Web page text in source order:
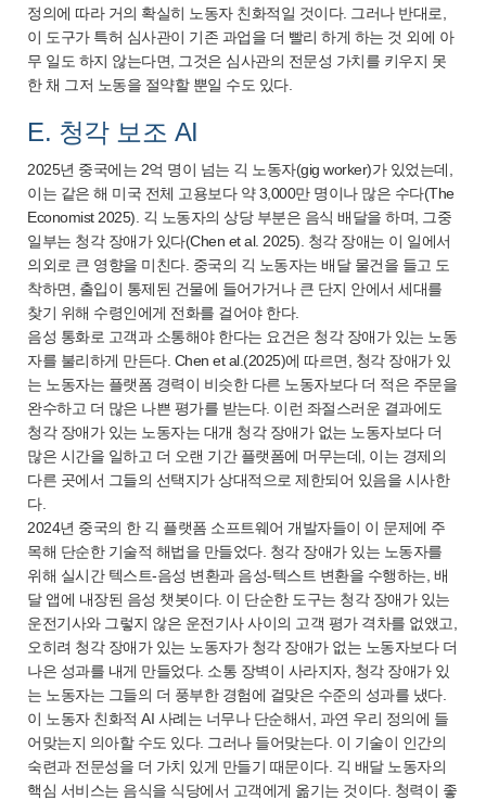
정의에 따라 거의 확실히 노동자 친화적일 것이다. 그러나 반대로,
이 도구가 특허 심사관이 기존 과업을 더 빨리 하게 하는 것 외에 아
무 일도 하지 않는다면, 그것은 심사관의 전문성 가치를 키우지 못
한 채 그저 노동을 절약할 뿐일 수도 있다.
E. 청각 보조 AI
2025년 중국에는 2억 명이 넘는 긱 노동자(gig worker)가 있었는데,
이는 같은 해 미국 전체 고용보다 약 3,000만 명이나 많은 수다(The
Economist 2025). 긱 노동자의 상당 부분은 음식 배달을 하며, 그중
일부는 청각 장애가 있다(Chen et al. 2025). 청각 장애는 이 일에서
의외로 큰 영향을 미친다. 중국의 긱 노동자는 배달 물건을 들고 도
착하면, 출입이 통제된 건물에 들어가거나 큰 단지 안에서 세대를
찾기 위해 수령인에게 전화를 걸어야 한다.
음성 통화로 고객과 소통해야 한다는 요건은 청각 장애가 있는 노동
자를 불리하게 만든다. Chen et al.(2025)에 따르면, 청각 장애가 있
는 노동자는 플랫폼 경력이 비슷한 다른 노동자보다 더 적은 주문을
완수하고 더 많은 나쁜 평가를 받는다. 이런 좌절스러운 결과에도
청각 장애가 있는 노동자는 대개 청각 장애가 없는 노동자보다 더
많은 시간을 일하고 더 오랜 기간 플랫폼에 머무는데, 이는 경제의
다른 곳에서 그들의 선택지가 상대적으로 제한되어 있음을 시사한
다.
2024년 중국의 한 긱 플랫폼 소프트웨어 개발자들이 이 문제에 주
목해 단순한 기술적 해법을 만들었다. 청각 장애가 있는 노동자를
위해 실시간 텍스트-음성 변환과 음성-텍스트 변환을 수행하는, 배
달 앱에 내장된 음성 챗봇이다. 이 단순한 도구는 청각 장애가 있는
운전기사와 그렇지 않은 운전기사 사이의 고객 평가 격차를 없앴고,
오히려 청각 장애가 있는 노동자가 청각 장애가 없는 노동자보다 더
나은 성과를 내게 만들었다. 소통 장벽이 사라지자, 청각 장애가 있
는 노동자는 그들의 더 풍부한 경험에 걸맞은 수준의 성과를 냈다.
이 노동자 친화적 AI 사례는 너무나 단순해서, 과연 우리 정의에 들
어맞는지 의아할 수도 있다. 그러나 들어맞는다. 이 기술이 인간의
숙련과 전문성을 더 가치 있게 만들기 때문이다. 긱 배달 노동자의
핵심 서비스는 음식을 식당에서 고객에게 옮기는 것이다. 청력이 좋